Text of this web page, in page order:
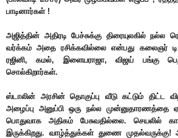
பாடினார்கள் !
அஜித்தின் அதிரடி பேச்சுக்கு திரையுலகில்
வர்க்கம் அதை ரசிக்கவில்லை என்பது கலைஞர்
ரஜினி, கமல், இளையராஜா, விஜய் பங்கு
சொல்கிறார்கள்.
ஸ்டாலின் அரசின் தொகுப்பு வீடு கட்டும் திட்ட
அழைப்பு அனுப்பி ஒரு நல்ல முன்னுதாரணத்தை
பொதுவாக அதிகம் பேசுவதில்லை. செயலில்
இருக்கிறது. வாழ்த்துக்கள் துணை முதல்வருக்கு!